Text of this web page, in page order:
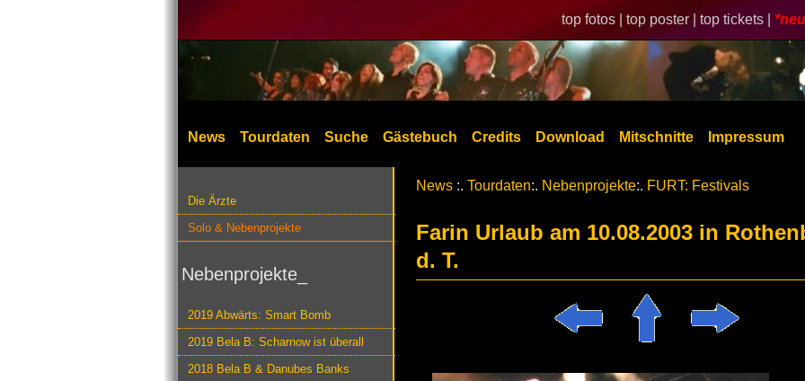
top fotos | top poster | top tickets |
News Tourdaten Suche Gästebuch Credits Download Mitschnitte Impressum
Die Ärzte
Solo & Nebenprojekte
Nebenprojekte_
2019 Abwärts: Smart Bomb
2019 Bela B: Scharnow ist überall
2018 Bela B & Danubes Banks
News :. Tourdaten:. Nebenprojekte:. FURT: Festivals
Farin Urlaub am 10.08.2003 in
d. T.